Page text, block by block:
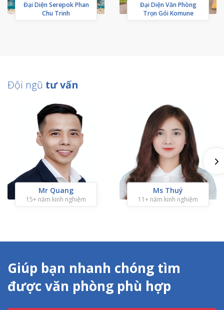
Đại Diện Serepok Phan
Chu Trinh
Đại Diện Văn Phòng
Trọn Gói Komune
Đội ngũ tư vấn
Mr Quang
15+ năm kinh nghiệm
Ms Thuý
11+ năm kinh nghiệm
Giúp bạn nhanh chóng tìm
được văn phòng phù hợp